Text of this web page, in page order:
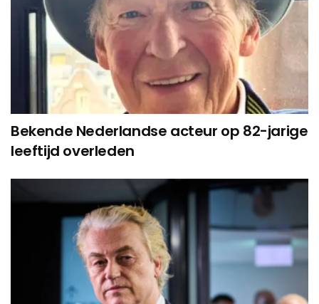
Bekende Nederlandse acteur op 82-jarige
leeftijd overleden